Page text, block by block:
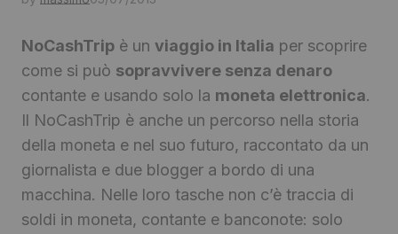
NoCashTrip è un viaggio in Italia per scoprire
come si può sopravvivere senza denaro
contante e usando solo la moneta elettronica.
Il NoCashTrip è anche un percorso nella storia
della moneta e nel suo futuro, raccontato da un
giornalista e due blogger a bordo di una
macchina. Nelle loro tasche non c’è traccia di
soldi in moneta, contante e banconote: solo